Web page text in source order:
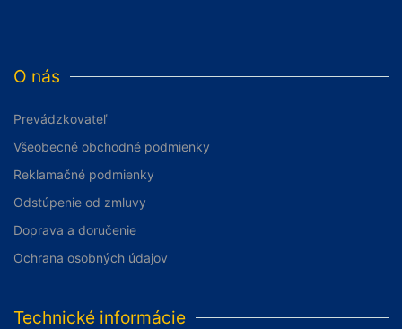
O nás
Prevádzkovateľ
Všeobecné obchodné podmienky
Reklamačné podmienky
Odstúpenie od zmluvy
Doprava a doručenie
Ochrana osobných údajov
Technické informácie